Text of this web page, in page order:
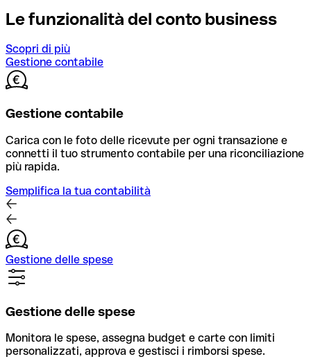
Le funzionalità del conto business
Scopri di più
Gestione contabile
Gestione contabile
Carica con le foto delle ricevute per ogni transazione e
connetti il tuo strumento contabile per una riconciliazione
più rapida.
Semplifica la tua contabilità
Gestione delle spese
Gestione delle spese
Monitora le spese, assegna budget e carte con limiti
personalizzati, approva e gestisci i rimborsi spese.